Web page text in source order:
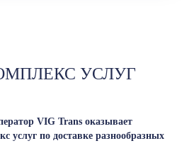
УСЛУГ
VIG Trans оказывает
услуг по доставке разнообразных